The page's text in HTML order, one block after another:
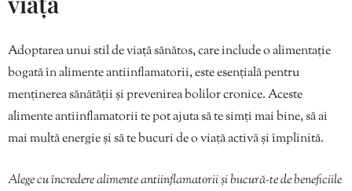
Adoptarea unui stil de viață sănătos, care include o alimentație
bogată în alimente antiinflamatorii, este esențială pentru
menținerea sănătății și prevenirea bolilor cronice. Aceste
alimente antiinflamatorii te pot ajuta să te simți mai bine, să ai
mai multă energie și să te bucuri de o viață activă și împlinită.
Alege cu încredere alimente antiinflamatorii și bucură-te de beneficiile